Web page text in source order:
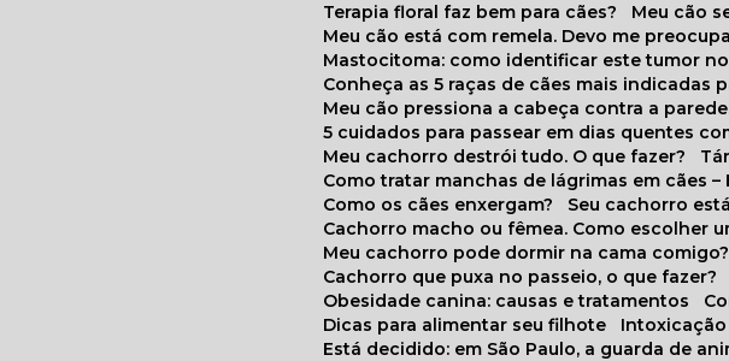
Terapia floral faz bem para cães?
Meu cão
Meu cão está com remela. Devo me
Mastocitoma: como identificar este tumor
Conheça as 5 raças de cães mais indicadas
Meu cão pressiona a cabeça contra a
5 cuidados para passear em dias quentes
Meu cachorro destrói tudo. O que fazer?
Como tratar manchas de lágrimas em cães –
Como os cães enxergam?
Seu cachorro
Cachorro macho ou fêmea. Como escolher
Meu cachorro pode dormir na cama comigo?
Cachorro que puxa no passeio, o que fazer?
Obesidade canina: causas e tratamentos
Dicas para alimentar seu filhote
Está decidido: em São Paulo, a guarda de